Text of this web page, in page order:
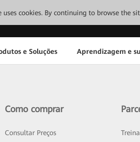
uses cookies. By continuing to browse the
e Soluções Aprendizagem e
Como comprar
Consultar Preços